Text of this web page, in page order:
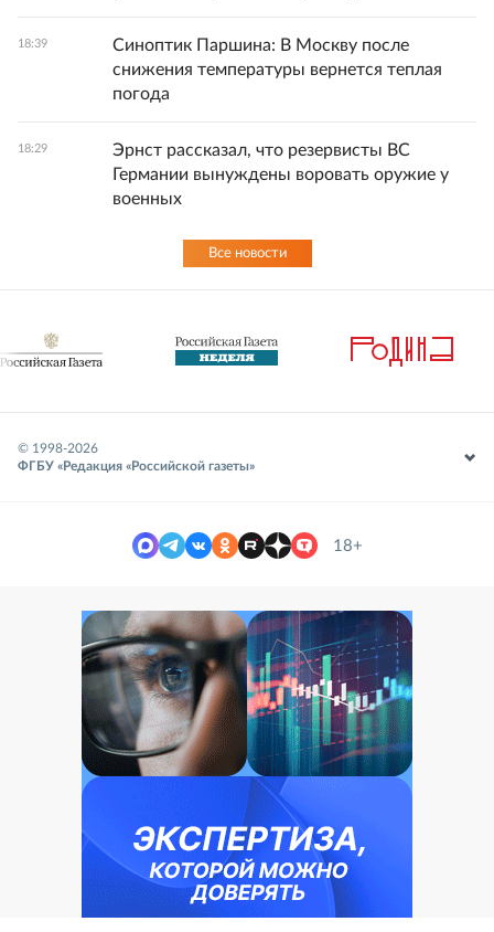
18:39
Синоптик Паршина: В Москву после
снижения температуры вернется теплая
погода
18:29
Эрнст рассказал, что резервисты ВС
Германии вынуждены воровать оружие у
военных
Все новости
© 1998-2026
ФГБУ «Редакция «Российской газеты»
18+